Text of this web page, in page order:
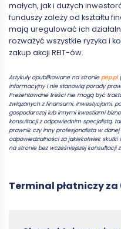
małych, jak i dużych
funduszy zależy od kształtu
mają uregulować ich
rozważyć wszystkie ryzyka i
zakup akcji REIT-ów.
Artykuły opublikowane na stroniepep.pl
informacyjny i nie stanowią porady
Prezentowane treści nie mogą być
związanych z finansami, inwestycjami,
gospodarczej lub innymi kwestiami
konsultacji z odpowiednim specjalistą,
prawnik czy inny profesjonalista w
odpowiedzialności za jakiekolwiek
na stronie bez wcześniejszej konsultacji
Terminal płatniczy za